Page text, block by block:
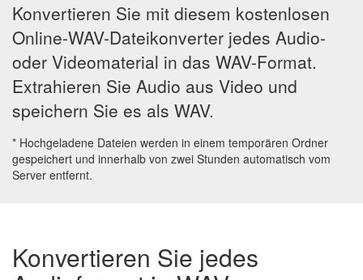
Konvertieren Sie mit diesem kostenlosen
Online-WAV-Dateikonverter jedes Audio-
oder Videomaterial in das WAV-Format.
Extrahieren Sie Audio aus Video und
speichern Sie es als WAV.
* Hochgeladene Dateien werden in einem temporären Ordner
gespeichert und innerhalb von zwei Stunden automatisch vom
Server entfernt.
Konvertieren Sie jedes